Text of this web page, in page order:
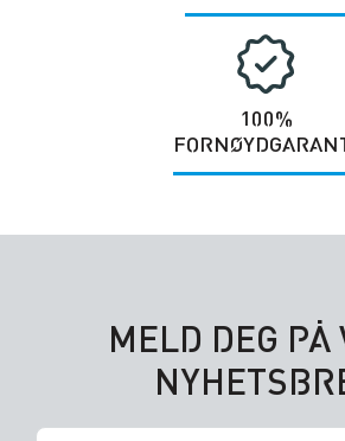
100%
MELD DEG PÅ